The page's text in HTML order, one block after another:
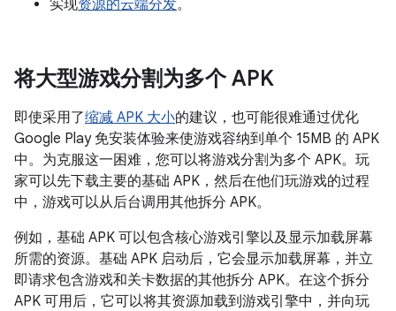
实现资源的云端分发。
将大型游戏分割为多个 APK
即使采用了缩减 APK 大小的建议，也可能很难通过优化
Google Play 免安装体验来使游戏容纳到单个 15MB 的 APK
中。为克服这一困难，您可以将游戏分割为多个 APK。玩
家可以先下载主要的基础 APK，然后在他们玩游戏的过程
中，游戏可以从后台调用其他拆分 APK。
例如，基础 APK 可以包含核心游戏引擎以及显示加载屏幕
所需的资源。基础 APK 启动后，它会显示加载屏幕，并立
即请求包含游戏和关卡数据的其他拆分 APK。在这个拆分
APK 可用后，它可以将其资源加载到游戏引擎中，并向玩